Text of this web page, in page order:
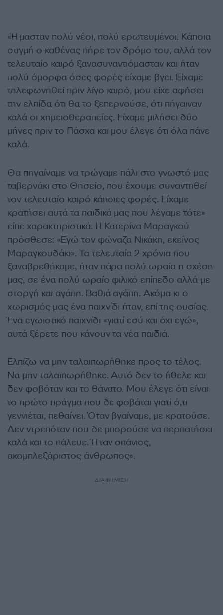
«Ήμασταν πολύ νέοι, πολύ ερωτευμένοι. Κάποια
στιγμή ο καθένας πήρε τον δρόμο του, αλλά τον
τελευταίο καιρό ξανασυναντιόμασταν και ήταν
πολύ όμορφα όσες φορές είχαμε βγει. Είχαμε
τηλεφωνηθεί πριν λίγο καιρό, μου είχε αφήσει
την ελπίδα ότι θα το ξεπερνούσε, ότι πήγαιναν
καλά οι χημειοθεραπείες. Είχαμε μιλήσει δύο
μήνες πριν το Πάσχα και μου έλεγε ότι όλα πάνε
καλά.
Θα πηγαίναμε να τρώγαμε πάλι στο γνωστό μας
ταβερνάκι στο Θησείο, που έχουμε συναντηθεί
τον τελευταίο καιρό κάποιες φορές. Είχαμε
κρατήσει αυτά τα παιδικά μας που λέγαμε τότε»
είπε χαρακτηριστικά. Η Κατερίνα Μαραγκού
πρόσθεσε: «Εγώ τον φώναζα Νικάκη, εκείνος
Μαραγκουδάκι». Τα τελευταία 2 χρόνια που
ξαναβρεθήκαμε, ήταν πάρα πολύ ωραία η σχέση
μας, σε ένα πολύ ωραίο φιλικό επίπεδο αλλά με
στοργή και αγάπη. Βαθιά αγάπη. Ακόμα κι ο
χωρισμός μας ένα παιχνίδι ήταν, επί της ουσίας.
Ένα εγωιστικό παιχνίδι «γιατί εσύ και όχι εγώ»,
αυτά ξέρετε που κάνουν τα νέα παιδιά.
Ελπίζω να μην ταλαιπωρήθηκε προς το τέλος.
Να μην ταλαιπωρήθηκε. Αυτό δεν το ήθελε και
δεν φοβόταν και το θάνατο. Μου έλεγε ότι είναι
το πρώτο πράγμα που δε φοβάται γιατί ό,τι
γεννιέται, πεθαίνει. Όταν βγαίναμε, με κρατούσε.
Δεν ντρεπόταν που δε μπορούσε να περπατήσει
καλά και το πάλευε. Ήταν σπάνιος,
ακομπλεξάριστος άνθρωπος».
ΔΙΑΦΗΜΙΣΗ